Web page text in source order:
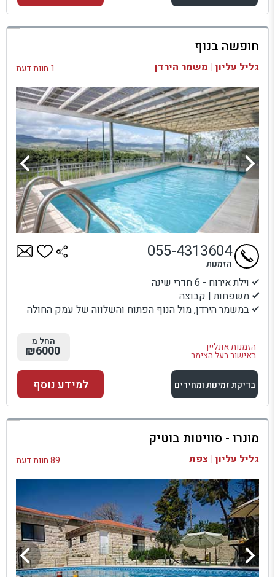
למתחם זה
בדיקת זמינות ומחירים
חופשה בנוף
גליל עליון | משמר הירדן 1 חוות דעת
וילת אירוח - 6 חדרי שינה
משפחות | קבוצה
במשמר הירדן, מול הנוף הפתוח והשלווה של עמק החולה
הזמנות אונליין
באישור בעל הצימר
055-4313604
הזמנות
החל מ
₪6000
בדיקת זמינות ומחירים
למתחם זה
בדיקת זמינות ומחירים
למידע נוסף
מונרו - סוויטות בוטיק
גליל עליון | צפת 89 חוות דעת